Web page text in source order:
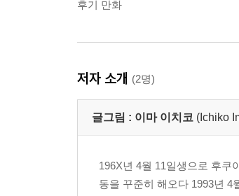
후기 만화
저자 소개 (2명)
글그림 : 이마 이치코 (Ichiko
196X년 4월 11일생으로 후쿠
동을 꾸준히 해오다 1993년